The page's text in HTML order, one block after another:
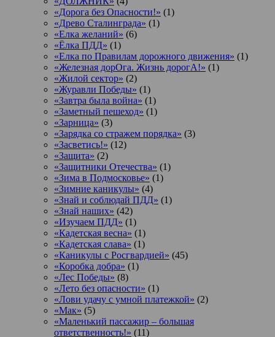
«Дорога без Опасности!» (1)
«Древо Сталинграда» (1)
«Елка желаний» (6)
«Ёлка ПДД» (1)
«Елка по Правилам дорожного движения» (1)
«Железная дорОга. Жизнь дорогА!» (1)
«Жилой сектор» (2)
«Журавли Победы» (1)
«Завтра была война» (1)
«Заметный пешеход» (1)
«Зарница» (3)
«Зарядка со стражем порядка» (3)
«Засветись!» (12)
«Защита» (2)
«Защитники Отечества» (1)
«Зима в Подмосковье» (1)
«Зимние каникулы» (4)
«Знай и соблюдай ПДД» (1)
«Знай наших» (42)
«Изучаем ПДД» (1)
«Кадетская весна» (1)
«Кадетская слава» (1)
«Каникулы с Росгвардией» (45)
«Коробка добра» (1)
«Лес Победы» (8)
«Лето без опасности» (1)
«Лови удачу с умной платежкой» (2)
«Мак» (5)
«Маленький пассажир – большая
ответственность!» (11)